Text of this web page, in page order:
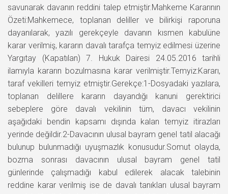
savunarak davanın reddini talep etmiştir.Mahkeme Kararının
Özeti:Mahkemece, toplanan deliller ve bilirkişi raporuna
dayanılarak, yazılı gerekçeyle davanın kısmen kabulüne
karar verilmiş, kararın davalı tarafça temyiz edilmesi üzerine
Yargıtay (Kapatılan) 7. Hukuk Dairesi 24.05.2016 tarihli
ilamıyla kararın bozulmasına karar verilmiştir.Temyiz:Kararı,
taraf vekilleri temyiz etmiştir.Gerekçe:1-Dosyadaki yazılara,
toplanan delillere kararın dayandığı kanuni gerektirici
sebeplere göre davalı vekilinin tüm, davacı vekilinin
aşağıdaki bendin kapsamı dışında kalan temyiz itirazları
yerinde değildir.2-Davacının ulusal bayram genel tatil alacağı
bulunup bulunmadığı uyuşmazlık konusudur.Somut olayda,
bozma sonrası davacının ulusal bayram genel tatil
günlerinde çalışmadığı kabul edilerek alacak talebinin
reddine karar verilmiş ise de davalı tanıkları ulusal bayram